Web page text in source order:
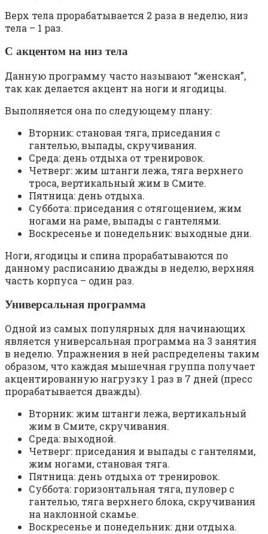
Верх тела прорабатывается 2 раза в неделю, низ
тела – 1 раз.
С акцентом на низ тела
Данную программу часто называют “женская”,
так как делается акцент на ноги и ягодицы.
Выполняется она по следующему плану:
Вторник: становая тяга, приседания с
гантелью, выпады, скручивания.
Среда: день отдыха от тренировок.
Четверг: жим штанги лежа, тяга верхнего
троса, вертикальный жим в Смите.
Пятница: день отдыха.
Суббота: приседания с отягощением, жим
ногами на раме, выпады с гантелями.
Воскресенье и понедельник: выходные дни.
Ноги, ягодицы и спина прорабатываются по
данному расписанию дважды в неделю, верхняя
часть корпуса – один раз.
Универсальная программа
Одной из самых популярных для начинающих
является универсальная программа на 3 занятия
в неделю. Упражнения в ней распределены таким
образом, что каждая мышечная группа получает
акцентированную нагрузку 1 раз в 7 дней (пресс
прорабатывается дважды).
Вторник: жим штанги лежа, вертикальный
жим в Смите, скручивания.
Среда: выходной.
Четверг: приседания и выпады с гантелями,
жим ногами, становая тяга.
Пятница: день отдыха от тренировок.
Суббота: горизонтальная тяга, пуловер с
гантелью, тяга верхнего блока, скручивания
на наклонной скамье.
Воскресенье и понедельник: дни отдыха.